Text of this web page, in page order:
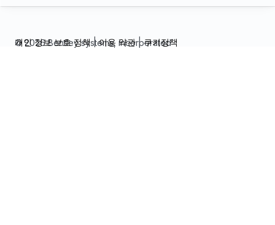
© 2026 Bentley systems, incorporated
개인 정보 보호 정책|이용 약관|쿠키정책